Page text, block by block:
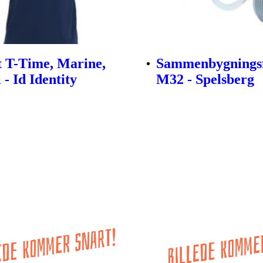
T-Time, Marine,
- Id Identity
M32 - Spelsberg